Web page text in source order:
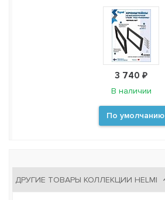
3 740 ₽
В наличии
По умолчанию
ДРУГИЕ ТОВАРЫ КОЛЛЕКЦИИ HELMI